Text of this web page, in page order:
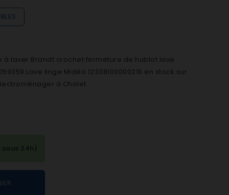
laver Brandt crochet fermeture de hublot lave
Lave linge Midéa 12338100000216 en stock sur
à Cholet
24h)